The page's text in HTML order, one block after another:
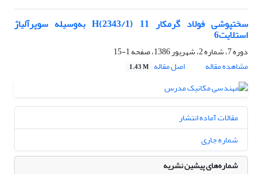
سختپوشی فولاد گرمکار 11 H(2343/1) به‌وسیله ‌سوپرآلیاژ
استلایت‌6‌
دوره 7، شماره 2، شهریور 1386، صفحه
1-15
مشاهده مقاله
اصل مقاله 1.43 M
مقالات آماده انتشار
شماره جاری
شماره‌های پیشین نشریه